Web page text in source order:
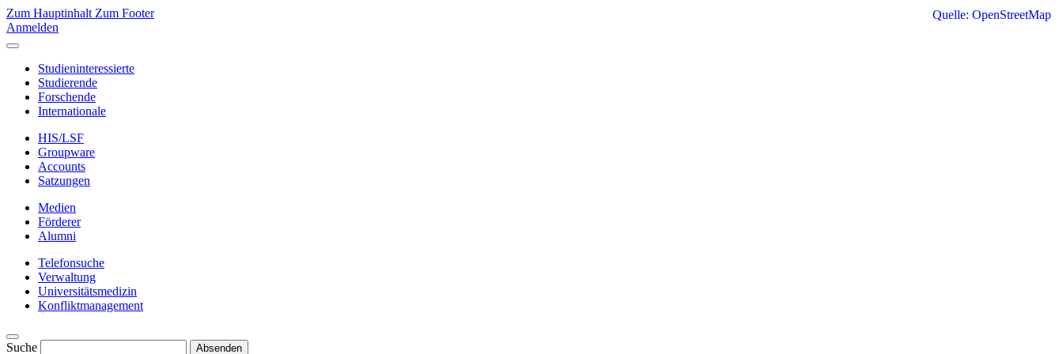
Zum Hauptinhalt Zum Footer
Anmelden
Studieninteressierte
Studierende
Forschende
Internationale
HIS/LSF
Groupware
Accounts
Satzungen
Medien
Förderer
Alumni
Telefonsuche
Verwaltung
Universitätsmedizin
Konfliktmanagement
Suche Absenden
Quelle: OpenStreetMap